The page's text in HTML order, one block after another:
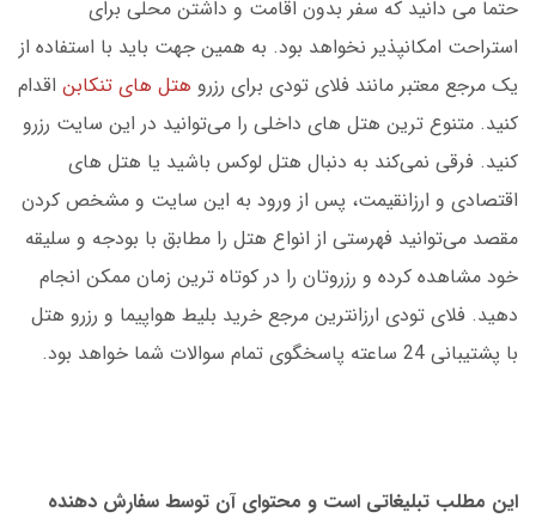
حتما می دانید که سفر بدون اقامت و داشتن محلی برای
استراحت امکانپذیر نخواهد بود. به همین جهت باید با استفاده از
یک مرجع معتبر مانند فلای تودی برای رزرو هتل های تنکابن اقدام
کنید. متنوع ترین هتل های داخلی را می‌توانید در این سایت رزرو
کنید. فرقی نمی‌کند به دنبال هتل لوکس باشید یا هتل های
اقتصادی و ارزانقیمت، پس از ورود به این سایت و مشخص کردن
مقصد می‌توانید فهرستی از انواع هتل را مطابق با بودجه و سلیقه
خود مشاهده کرده و رزروتان را در کوتاه ترین زمان ممکن انجام
دهید. فلای تودی ارزانترین مرجع خرید بلیط هواپیما و رزرو هتل
با پشتیبانی 24 ساعته پاسخگوی تمام سوالات شما خواهد بود.
این مطلب تبلیغاتی است و محتوای آن توسط سفارش دهنده